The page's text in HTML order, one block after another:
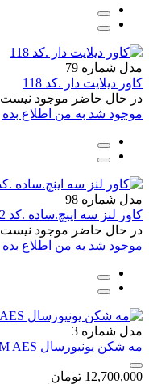
مدل شماره 79
کاور دیلایت دار .کد 118
در حال حاضر موجود نیست
موجود شد به من اطلاع بده
مدل شماره 98
کاور لنز سه اینچ.ساده .کد 22
در حال حاضر موجود نیست
موجود شد به من اطلاع بده
مدل شماره 3
مه شکن یونیورسال Q2M AES .سه رنگ
12,700,000 تومان